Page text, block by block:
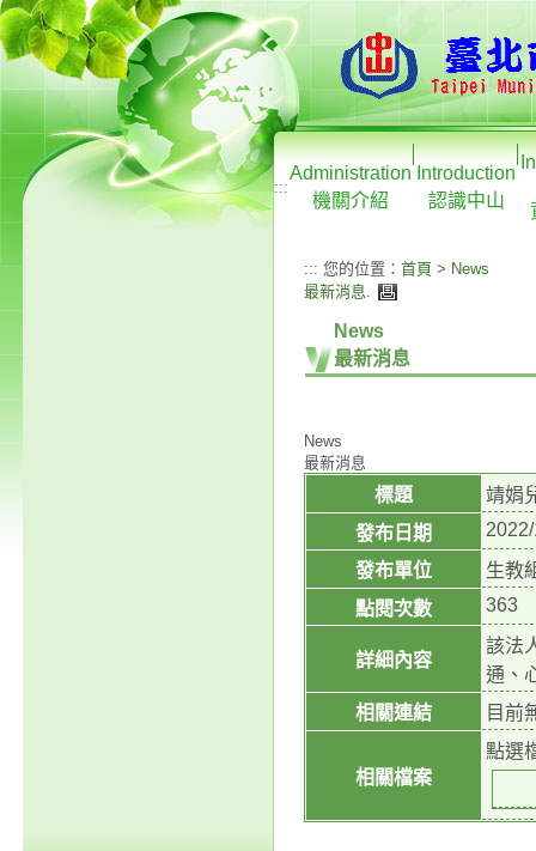
:::
Administration
機關介紹
Introduction
認識中山
::: 您的位置： 首頁 > News
最新消息.
News
最新消息
News
最新消息
標題
靖娟
發布日期
發布單位
生教
點閱次數
363
詳細內容
該法
通、
相關連結
目前
相關檔案
點選